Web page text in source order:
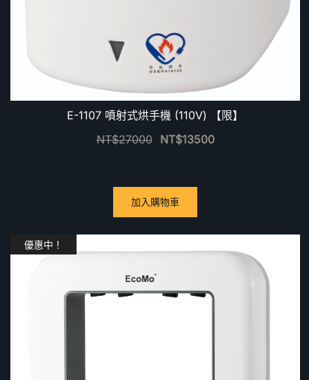
E-1107 噴射式烘手機 (110V) 【限】
NT$27000 NT$13500
加入購物車
優惠中！